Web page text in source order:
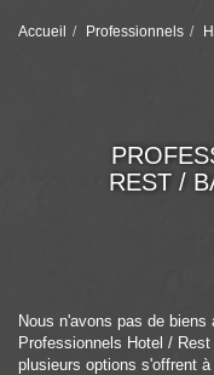
Accueil Professionnels
REST /
Nous n'avons pas de
Professionnels Hotel /
plusieurs options s'offrent